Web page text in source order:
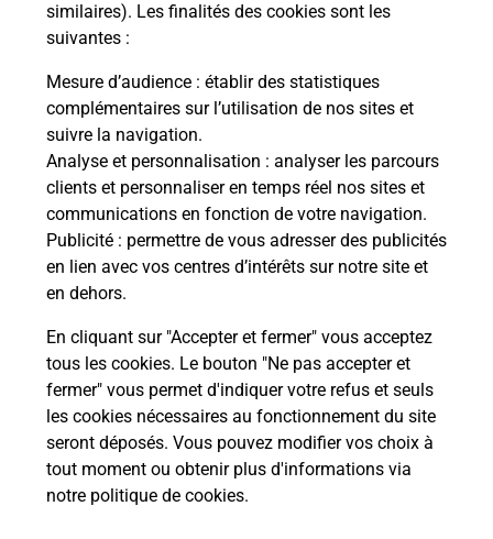
similaires). Les finalités des cookies sont les
suivantes :
Mesure d’audience : établir des statistiques
complémentaires sur l’utilisation de nos sites et
suivre la navigation.
Analyse et personnalisation : analyser les parcours
clients et personnaliser en temps réel nos sites et
communications en fonction de votre navigation.
Publicité : permettre de vous adresser des publicités
en lien avec vos centres d’intérêts sur notre site et
en dehors.
En cliquant sur "Accepter et fermer" vous acceptez
tous les cookies. Le bouton "Ne pas accepter et
fermer" vous permet d'indiquer votre refus et seuls
les cookies nécessaires au fonctionnement du site
seront déposés. Vous pouvez modifier vos choix à
tout moment ou obtenir plus d'informations via
notre politique de cookies.
Boîte aux lettres La Poste
Prochaine collecte du courriervendredià
11h30
4 Rue Des Bleuets
41360 Epuisay
Le lien s'ouvre dans un nouvel onglet
Localiser Liste Boîtes aux lettres Loir-et-Cher Epuisay